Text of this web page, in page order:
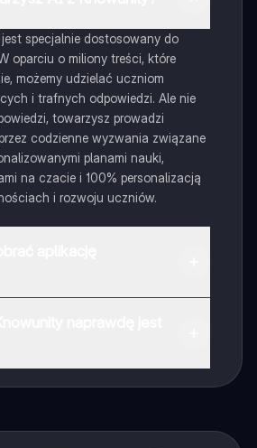
specjalnie dostosowany do
oparciu o miliony treści, które
możemy udzielać uczniom
i trafnych odpowiedzi. Ale nie
towarzysz prowadzi
codzienne wyzwania związane
planami nauki,
na czacie i 100% personalizacją
i rozwoju uczniów.